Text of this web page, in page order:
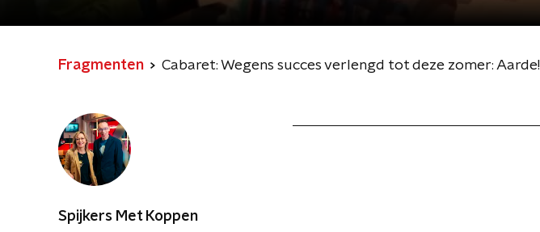
Fragmenten Cabaret: Wegens succes verlengd tot deze zomer: Aarde!
Spijkers Met Koppen